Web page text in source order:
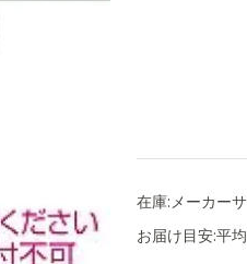
在庫: メーカー
お届け目安:平